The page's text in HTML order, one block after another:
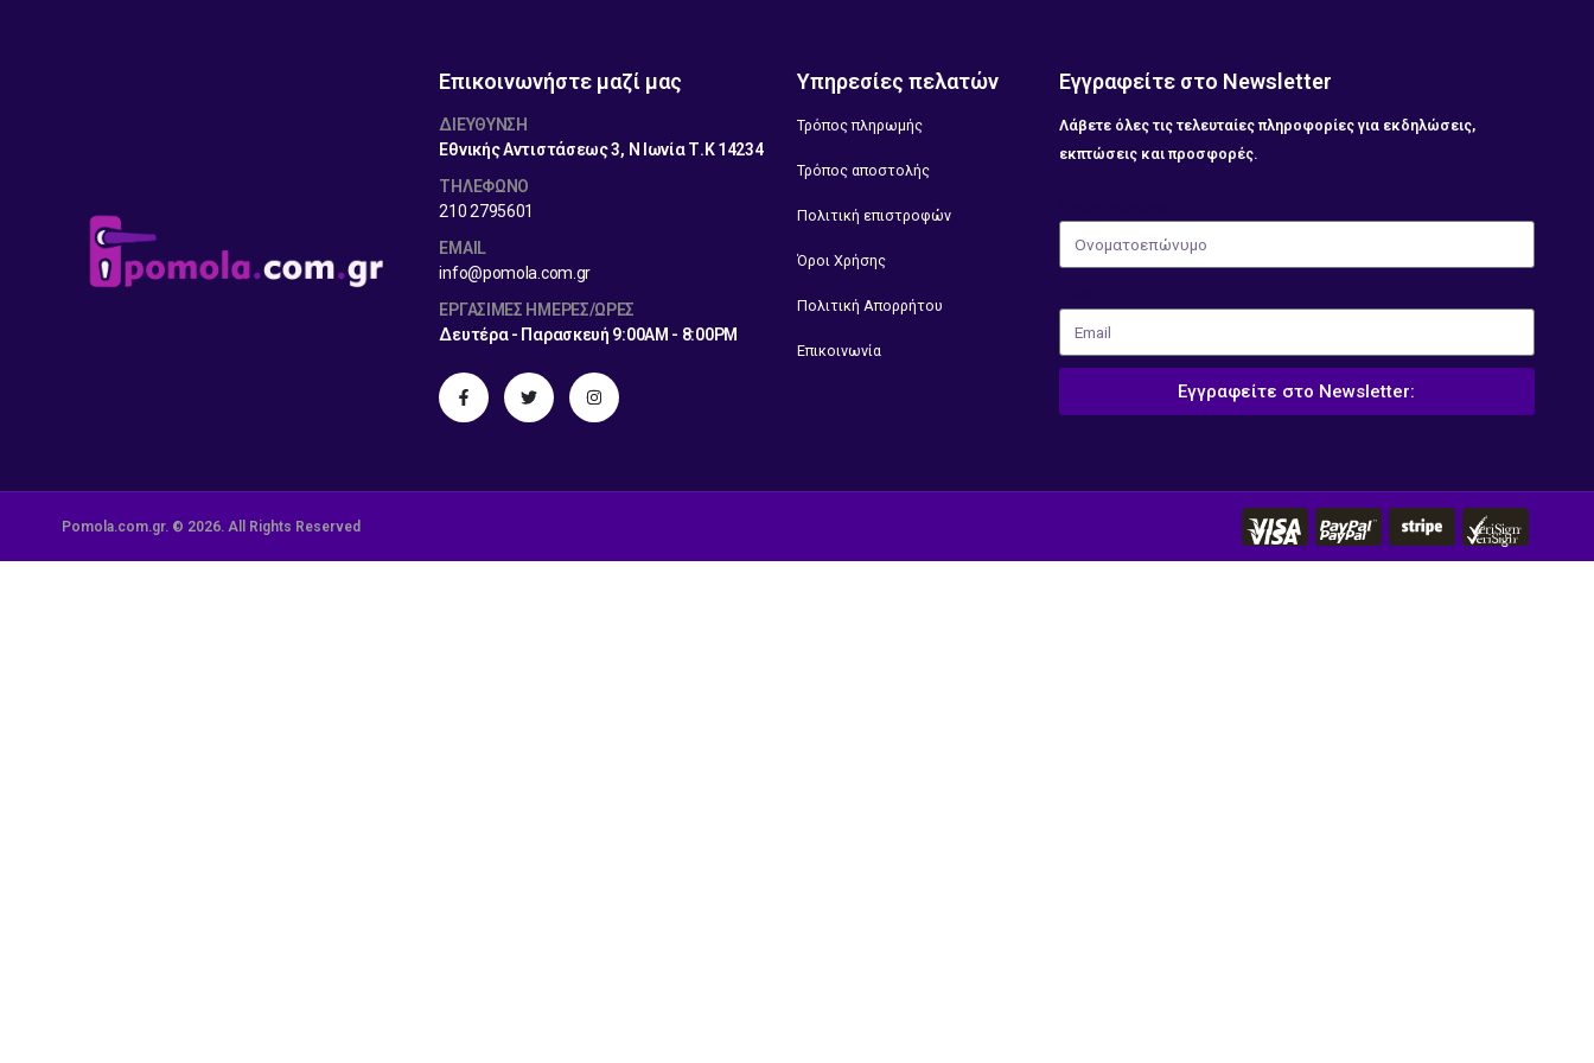
Επικοινωνήστε μαζί μας
ΔΙΕΎΘΥΝΣΗ
Εθνικής Αντιστάσεως 3, Ν Ιωνία Τ.Κ 14234
ΤΗΛΕΦΩΝΟ
210 2795601
EMAIL
info@pomola.com.gr
ΕΡΓΆΣΙΜΕΣ ΗΜΈΡΕΣ/ΏΡΕΣ
Δευτέρα - Παρασκευή 9:00AM - 8:00PM
Υπηρεσίες πελατών
Τρόπος πληρωμής
Τρόπος αποστολής
Πολιτική επιστροφών
Όροι Χρήσης
Πολιτική Απορρήτου
Επικοινωνία
Εγγραφείτε στο Newsletter
Λάβετε όλες τις τελευταίες πληροφορίες για εκδηλώσεις,
εκπτώσεις και προσφορές.
Εγγραφείτε στο Newsletter:
Pomola.com.gr. © 2026. All Rights Reserved